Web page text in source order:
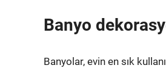
Banyo
Banyolar, evin en sık